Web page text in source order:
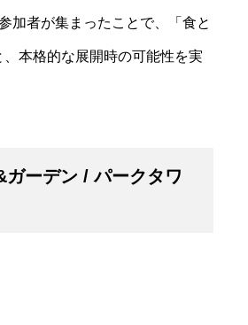
加者が集まったことで、「食と
本格的な展開時の可能性を実
ーデン / パークタワ